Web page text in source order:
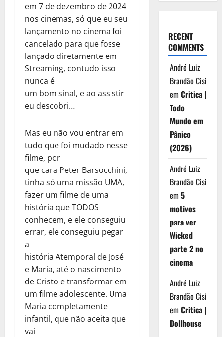
em 7 de dezembro de 2024
nos cinemas, só que eu seu
lançamento no cinema foi
cancelado para que fosse
lançado diretamente em
Streaming, contudo isso
nunca é
um bom sinal, e ao assistir
eu descobri…
Mas eu não vou entrar em
tudo que foi mudado nesse
filme, por
que cara Peter Barsocchini,
tinha só uma missão UMA,
fazer um filme de uma
história que TODOS
conhecem, e ele conseguiu
errar, ele conseguiu pegar
a
história Atemporal de José
e Maria, até o nascimento
de Cristo e transformar em
um filme adolescente. Uma
Maria completamente
infantil, que não aceita que
vai
RECENT
COMMENTS
André Luiz
Brandão Cisi
em Critica |
Todo
Mundo em
Pânico
(2026)
André Luiz
Brandão Cisi
em 5
motivos
para ver
Wicked
parte 2 no
cinema
André Luiz
Brandão Cisi
em Critica |
Dollhouse